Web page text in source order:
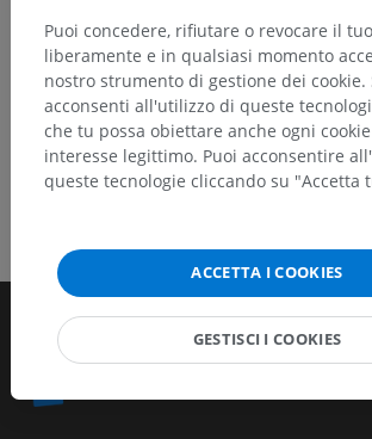
Puoi concedere, rifiutare o revocare il
liberamente e in qualsiasi momento
nostro strumento di gestione dei cookie.
acconsenti all'utilizzo di queste
che tu possa obiettare anche ogni
interesse legittimo. Puoi acconsentire
queste tecnologie cliccando su "Accetta
ACCETTA I COOKIES
GESTISCI I COOKIES